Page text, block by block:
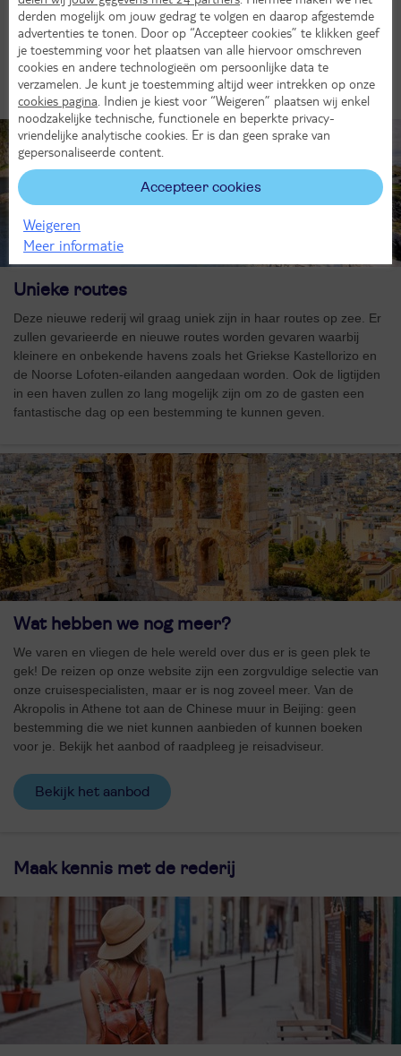
gesproken wordt, staat op de werelderfgoedlijst van UNESCO en
dat is al een reden genoeg voor een mooie excursie door de stad.
Binnen de oude stadsmuren slenter je door een wirwar aan leuke
klinkerstraatjes met tal van trappetjes.
Unieke routes
Deze nieuwe rederij wil graag uniek zijn in haar routes op zee. Er
zullen gevarieerde en nieuwe routes worden gevaren waarbij
kleinere en onbekende havens zoals het Griekse Kastellorizo en
de Noorse Lofoten-eilanden aangedaan worden. Ook de ligtijden
in een haven zullen zo lang mogelijk zijn om zo de gasten een
fantastische dag op een bestemming te kunnen geven.
Wat hebben we nog meer?
We varen en vliegen de hele wereld over dus er is geen plek te
gek! De reizen op onze website zijn een zorgvuldige selectie van
onze cruisespecialisten, maar er is nog zoveel meer. Van de
Akropolis in Athene tot aan de Chinese muur in Beijing: geen
bestemming die we niet kunnen aanbieden of kunnen boeken
voor je. Bekijk het aanbod of raadpleeg je reisadviseur.
Bekijk het aanbod
Maak kennis met de rederij
derden mogelijk om jouw gedrag te volgen en daarop afgestemde
advertenties te tonen. Door op “Accepteer cookies” te klikken geef
je toestemming voor het plaatsen van alle hiervoor omschreven
cookies en andere technologieën om persoonlijke data te
verzamelen. Je kunt je toestemming altijd weer intrekken op onze
cookies pagina . Indien je kiest voor “Weigeren” plaatsen wij enkel
noodzakelijke technische, functionele en beperkte privacy-
vriendelijke analytische cookies. Er is dan geen sprake van
gepersonaliseerde content.
Accepteer cookies
Weigeren
Meer informatie